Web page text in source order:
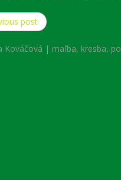
post
Kováčová | maľba, kresba,